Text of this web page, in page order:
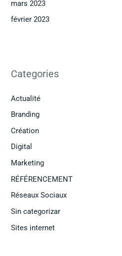
mars 2023
février 2023
Categories
Actualité
Branding
Création
Digital
Marketing
RÉFÉRENCEMENT
Réseaux Sociaux
Sin categorizar
Sites internet